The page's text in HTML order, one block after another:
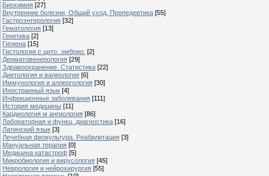
Биохимия [27]
Внутренние болезни, Общий уход, Пропедевтика [55]
Гастроэнтерология [32]
Гематология [13]
Генетика [2]
Гигиена [15]
Гистология с цито. эмбрио. [2]
Дерматовенерология [29]
Здравоохранение. Статистика [22]
Диетология и валеология [6]
Иммунология и аллергология [30]
Иностранный язык [4]
Инфекционные заболевания [111]
История медицины [11]
Кардиология м ангиология [86]
Лабораторная и функц. диагностика [16]
Латинский язык [3]
Лечебная физкультура. Реабилитация [3]
Мануальная терапия [0]
Медицина катастроф [5]
Микробиология и вирусология [45]
Неврология и нейрохирургия [55]